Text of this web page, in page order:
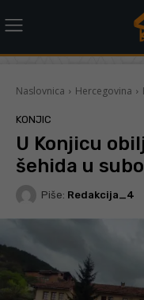
Naslovnica Hercegovina
KONJIC
U Konjicu
šehida u
Piše: Redakcija_4